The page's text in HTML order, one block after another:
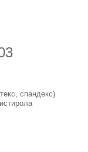
спандекс)